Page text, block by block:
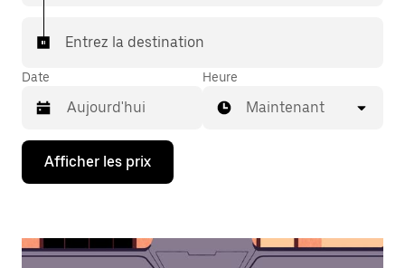
Entrez la destination
Date
Appuyez
la
bas
Heure
Maintenant
Afficher les prix